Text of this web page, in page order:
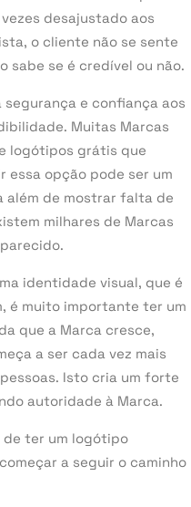
desajustado aos
o cliente não se sente
sabe se é credível ou não.
e confiança aos
Muitas Marcas
logótipos grátis que
essa opção pode ser um
além de mostrar falta de
milhares de Marcas
identidade visual, que é
é muito importante ter um
que a Marca cresce,
a ser cada vez mais
Isto cria um forte
autoridade à Marca.
de ter um logótipo
a seguir o caminho